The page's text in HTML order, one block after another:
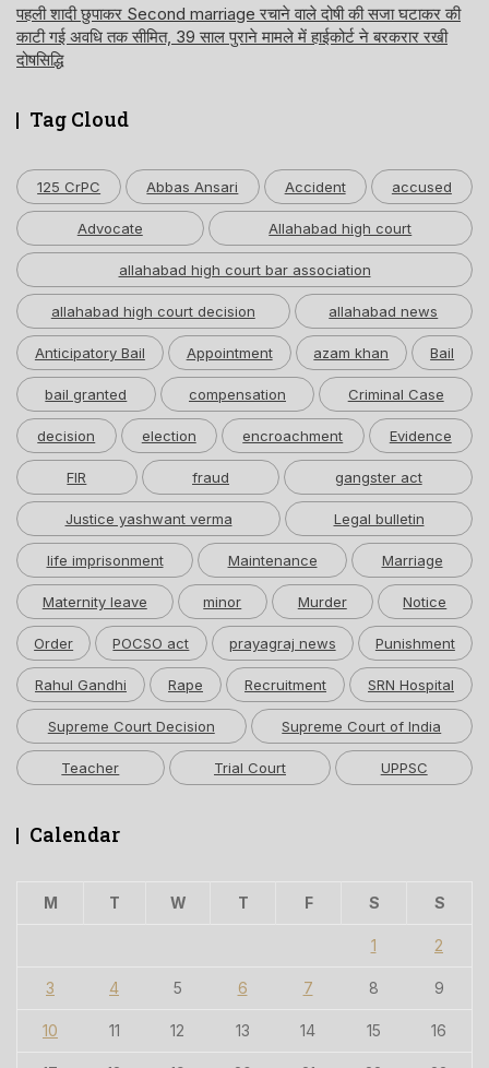
पहली शादी छुपाकर Second marriage रचाने वाले दोषी की सजा घटाकर की
काटी गई अवधि तक सीमित, 39 साल पुराने मामले में हाईकोर्ट ने बरकरार रखी
दोषसिद्धि
Tag Cloud
125 CrPC Abbas Ansari Accident accused
Advocate Allahabad high court
allahabad high court bar association
allahabad high court decision allahabad news
Anticipatory Bail Appointment azam khan Bail
bail granted compensation Criminal Case
decision election encroachment Evidence
FIR fraud gangster act
Justice yashwant verma Legal bulletin
life imprisonment Maintenance Marriage
Maternity leave minor Murder Notice
Order POCSO act prayagraj news Punishment
Rahul Gandhi Rape Recruitment SRN Hospital
Supreme Court Decision Supreme Court of India
Teacher Trial Court UPPSC
Calendar
M T W T F S S
1 2
3 4 5 6 7 8 9
10 11 12 13 14 15 16